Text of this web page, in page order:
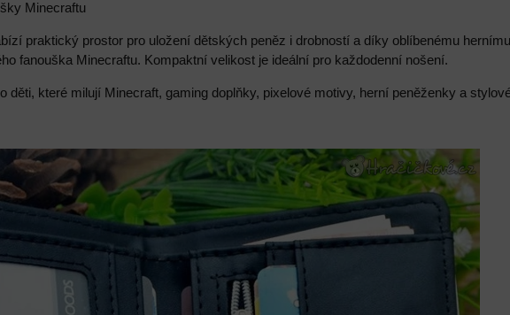
Minecraftu
praktický prostor pro uložení dětských peněz i drobností a díky oblíbenému
fanouška Minecraftu. Kompaktní velikost je ideální pro každodenní nošení.
děti, které milují Minecraft, gaming doplňky, pixelové motivy, herní peněženky a